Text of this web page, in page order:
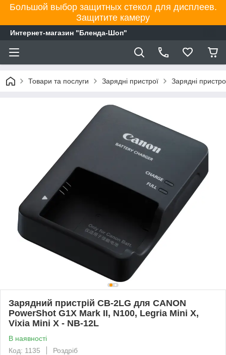
Большой выбор защитных стекол для дисплеев.
Защитите камеру
Интернет-магазин "Бленда-Шоп"
Товари та послуги Зарядні пристрої Зарядні
Зарядний пристрій CB-2LG для CANON
PowerShot G1X Mark II, N100, Legria Mini X,
Vixia Mini X - NB-12L
В наявності
Код: 1135
Роздріб